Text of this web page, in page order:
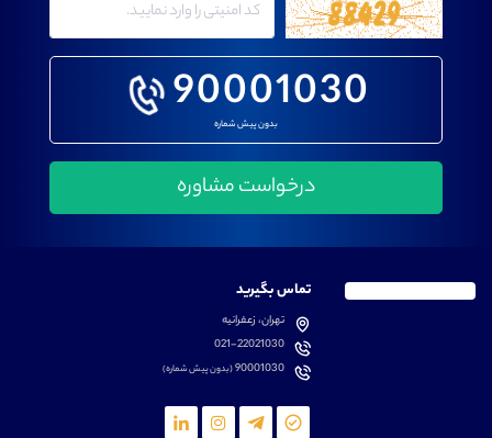
90001030
بدون پیش شماره
تماس بگیرید
تهران، زعفرانیه
021-22021030
90001030(بدون پیش شماره)